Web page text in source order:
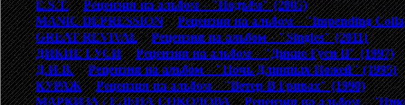
E.S.T.>Рецензия на альбом - "Подъём" (2005)
MANIC DEPRESSION>Рецензия на альбом - "Impending
GREAT REVIVAL>Рецензия на альбом - "Singles" (2011)
ДИКИЕ ГУСИ>Рецензия на альбом - "Дикие Гуси II" (1997)
Д.И.В.>Рецензия на альбом - "Ночь Длинных Ножей" (1995)
КУРАЖ>Рецензия на альбом - "Ветер В Гривах" (1990)
МАРКИЗА / ЕЛЕНА СОКОЛОВА>Рецензия на альбом -